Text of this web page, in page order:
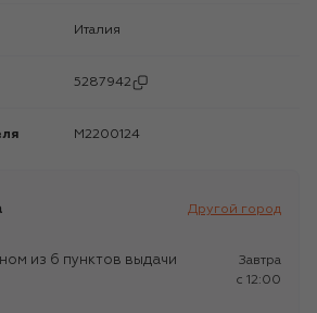
Италия
5287942
M2200124
Другой город
из 6 пунктов выдачи
Завтра
c 12:00